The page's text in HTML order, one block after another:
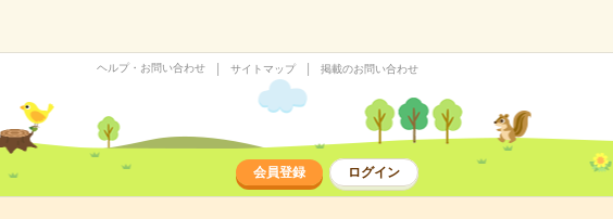
ヘルプ・お問い合わせ サイトマップ 掲載のお問い合わせ
会員登録 ログイン